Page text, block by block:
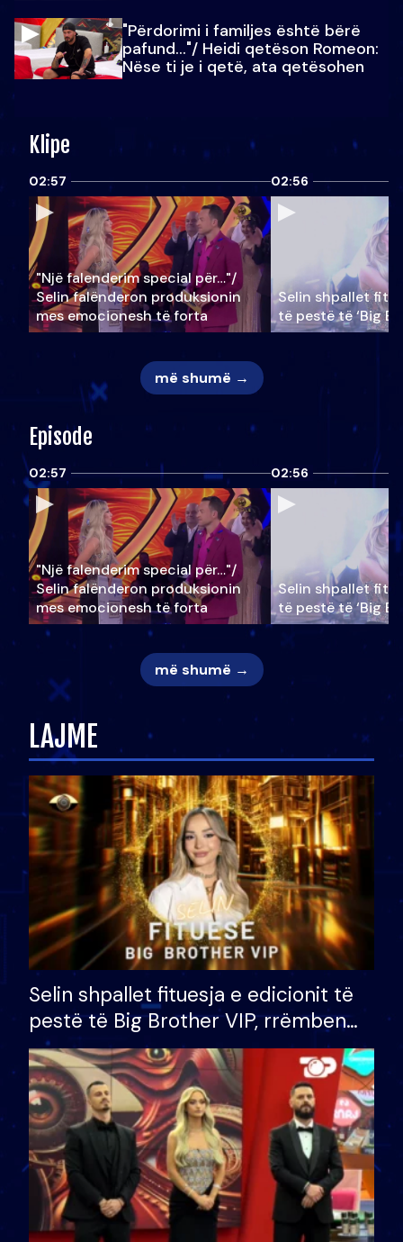
"Përdorimi i familjes është bërë
pafund…"/ Heidi qetëson Romeon:
Nëse ti je i qetë, ata qetësohen
Klipe
02:57
"Një falenderim special për…"/
Selin falënderon produksionin
mes emocionesh të forta
02:56
Selin shpallet
të pestë të ‘Big
më shumë →
Episode
02:57
"Një falenderim special për…"/
Selin falënderon produksionin
mes emocionesh të forta
02:56
Selin shpallet
të pestë të ‘Big
më shumë →
LAJME
Selin shpallet fituesja e edicionit të
pestë të Big Brother VIP, rrëmben
çmimin e madh prej 100 mijë eurosh